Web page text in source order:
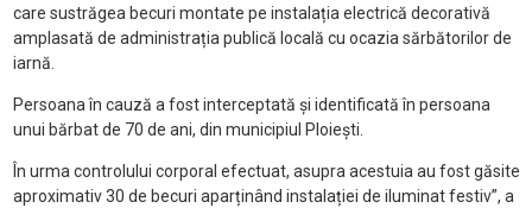
care sustrăgea becuri montate pe instalația electrică decorativă
amplasată de administrația publică locală cu ocazia sărbătorilor de
iarnă.
Persoanaîn cauză a fost interceptată și identificatăîn persoana
unui bărbat de 70 de ani, din municipiul Ploiești.
În urma controlului corporal efectuat, asupra acestuia au fost găsite
aproximativ 30 de becuri aparținând instalației de iluminat festiv”, a